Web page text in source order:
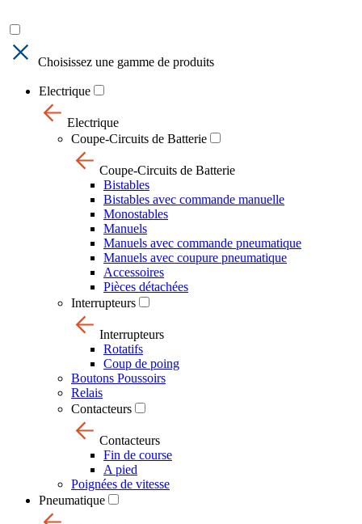
Choisissez une gamme de produits
Electrique
Electrique
Coupe-Circuits de Batterie
Coupe-Circuits de Batterie
Bistables
Bistables avec commande manuelle
Monostables
Manuels
Manuels avec commande pneumatique
Manuels avec coupure pneumatique
Accessoires
Pièces détachées
Interrupteurs
Interrupteurs
Rotatifs
Coup de poing
Boutons Poussoirs
Relais
Contacteurs
Contacteurs
Fin de course
A pied
Poignées de vitesse
Pneumatique